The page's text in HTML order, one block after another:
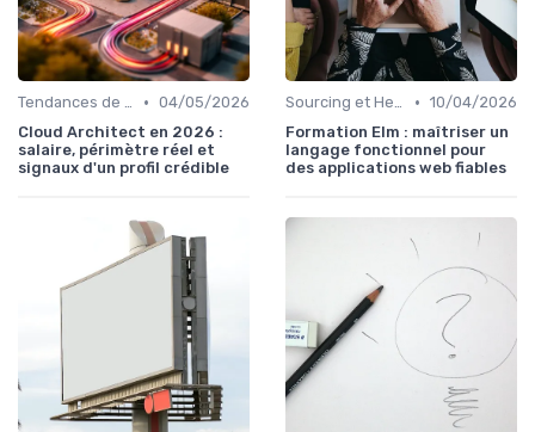
Tendances de l'Emploi dans le Digital • 04/05/2026
Cloud Architect en 2026 :
salaire, périmètre réel et
signaux d'un profil crédible
Sourcing et Headhunting • 10/04/2026
Formation Elm : maîtriser un
langage fonctionnel pour
des applications web fiables